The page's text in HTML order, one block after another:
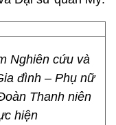
Nghiên cứu và
đình – Phụ nữ
Thanh niên
hiện